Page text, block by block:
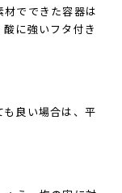
でできた容器は
に強いフタ付き
良い場合は、平